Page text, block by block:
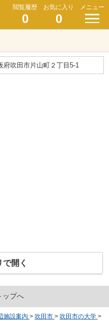
閲覧履歴
0
お気に入り
0
メニュー
府吹田市片山町２丁目5-1
開く
ップへ
施設案内 > 吹田市 > 吹田市の大学 >